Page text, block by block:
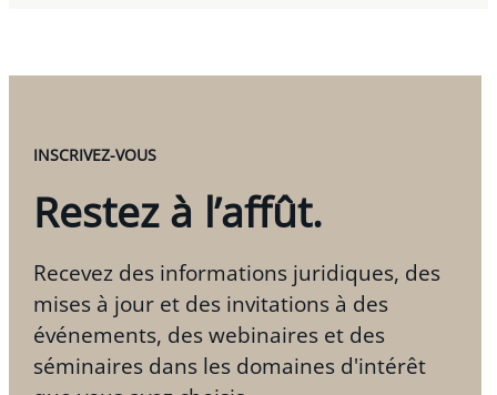
INSCRIVEZ-VOUS
Restez à l’affût.
Recevez des informations juridiques, des
mises à jour et des invitations à des
événements, des webinaires et des
séminaires dans les domaines d'intérêt